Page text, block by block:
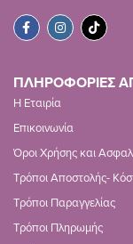
ΠΛΗΡΟΦΟΡΙΕΣ
Η Εταιρία
Επικοινωνία
Όροι Χρήσης και
Τρόποι Αποστολής-
Τρόποι Παραγγελίας
Τρόποι Πληρωμής